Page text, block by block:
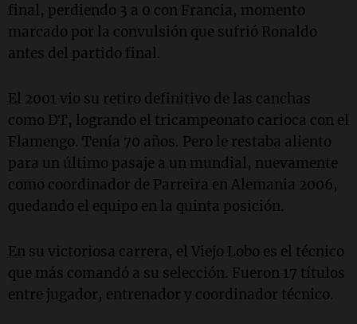
final, perdiendo 3 a 0 con Francia, momento
marcado por la convulsión que sufrió Ronaldo
antes del partido final.
El 2001 vio su retiro definitivo de las canchas
como DT, logrando el tricampeonato carioca con el
Flamengo. Tenía 70 años. Pero le restaba aliento
para un último pasaje a un mundial, nuevamente
como coordinador de Parreira en Alemania 2006,
quedando el equipo en la quinta posición.
En su victoriosa carrera, el Viejo Lobo es el técnico
que más comandó a su selección. Fueron 17 títulos
entre jugador, entrenador y coordinador técnico.